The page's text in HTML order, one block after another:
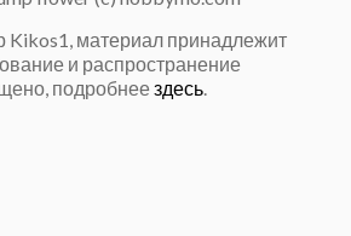
Kikos1, материал принадлежит
и распространение
подробнеездесь.